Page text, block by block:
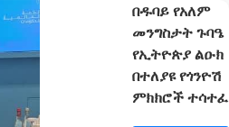
በዱባይ የአለም
መንግስታት ጉባዔ
የኢትዮጵያ ልዑክ
በተለያዩ የጎንዮሽ
ምክክሮች ተሳተፈ